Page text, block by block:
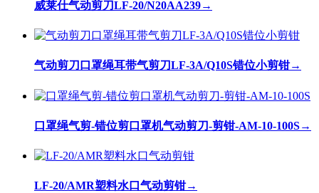
威莱仕气动剪刀LF-20/N20AA239→
气动剪刀口罩绳耳带气剪刀LF-3A/Q10S错位小剪钳→
口罩绳气剪-错位剪口罩机气动剪刀-剪钳-AM-10-100S→
LF-20/AMR塑料水口气动剪钳→